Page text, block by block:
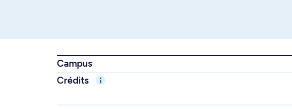
Campus
Crédits